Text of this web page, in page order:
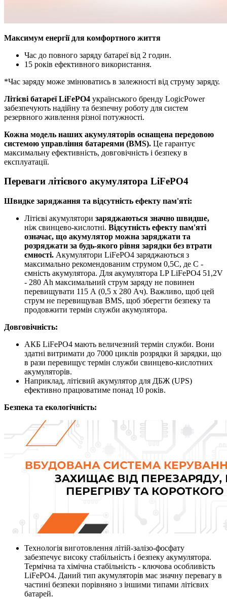
Максимум енергії для комфортного життя
Час до повного заряду батареї від 2 годин.
15 років ефективного використання.
*Час заряду може змінюватись в залежності від струму заряду.
Літієві батареї LiFePO4 українського бренду LogicPower
забезпечують надійну та безпечну роботу для систем
резервного живлення різної потужності.
Кожна модель наших акумуляторів оснащена передовою
системою управління батареями (BMS). Це гарантує
максимальну ефективність, довговічність і безпеку в
експлуатації.
Переваги літієвого акумулятора LiFePO4
Швидке заряджання та відсутність ефекту пам'яті:
Літієві акумулятори заряджаються значно швидше,
ніж свинцево-кислотні. Відсутність ефекту пам'яті
означає, що акумулятор можна заряджати та
розряджати за будь-якого рівня зарядки без втрати
ємності. Акумулятори LiFePO4 заряджаються з
максимально рекомендованим струмом 0,5С, де С -
ємність акумулятора. Для акумулятора LP LiFePO4 51,2V
- 280 Ah максимальний струм заряду не повинен
перевищувати 115 А (0,5 x 280 Ач). Важливо, щоб цей
струм не перевищував BMS, щоб зберегти безпеку та
продовжити термін служби акумулятора.
Довговічність:
АКБ LiFePO4 мають величезний термін служби. Вони
здатні витримати до 7000 циклів розрядки й зарядки, що
в рази перевищує термін служби свинцево-кислотних
акумуляторів.
Наприклад, літієвий акумулятор для ДБЖ (UPS)
ефективно працюватиме понад 10 років.
Безпека та екологічність:
Технологія виготовлення літій-залізо-фосфату
забезпечує високу стабільність і безпеку акумулятора.
Термічна та хімічна стабільність - ключова особливість
LiFePO4. Даний тип акумуляторів має значну перевагу в
частині безпеки порівняно з іншими типами літієвих
батарей.